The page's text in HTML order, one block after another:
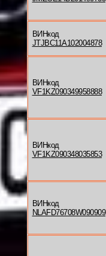
ВИНкод
JTJBC11A102004878
ВИНкод
VF1KZ090349958888
ВИНкод
VF1KZ090348035853
ВИНкод
NLAFD76708W090909